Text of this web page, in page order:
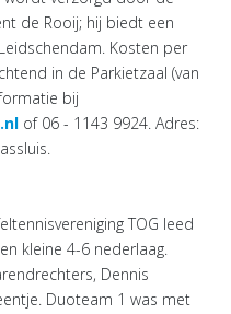
de Rooij; hij biedt een
Kosten per
in de Parkietzaal (van
bij
of 06 - 1143 9924. Adres:
TOG leed
kleine 4-6 nederlaag.
Dennis
Duoteam 1 was met